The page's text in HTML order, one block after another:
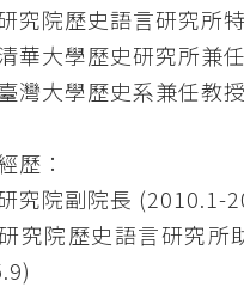
究院歷史語言研究所
華大學歷史研究所兼
灣大學歷史系兼任教
歷：
究院副院長 (2010.1-
究院歷史語言研究